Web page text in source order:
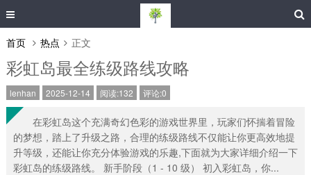
首页 热点 正文
彩虹岛最全练级路线攻略
lenhan 2025-12-14 阅读:132 评论:0
在彩虹岛这个充满奇幻色彩的游戏世界里，玩家们怀揣着冒险
的梦想，踏上了升级之路，合理的练级路线不仅能让你更高效地提
升等级，还能让你充分体验游戏的乐趣,下面就为大家详细介绍一下
彩虹岛的练级路线。 新手阶段（1 - 10 级） 初入彩虹岛，你...